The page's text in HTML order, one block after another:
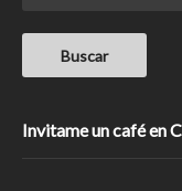
Invitame un café en